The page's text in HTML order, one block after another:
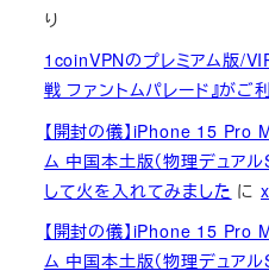
り
1coinVPNのプレミアム版/
戦 ファントムパレード』がご
【開封の儀】iPhone 15 Pro
ム 中国本土版（物理デュア
して火を入れてみました に
【開封の儀】iPhone 15 Pro
ム 中国本土版（物理デュア